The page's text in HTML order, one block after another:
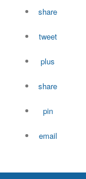
share
tweet
plus
share
pin
email